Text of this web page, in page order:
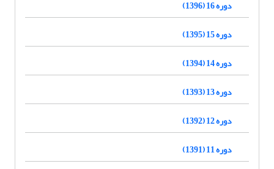
دوره 16 (1396)
دوره 15 (1395)
دوره 14 (1394)
دوره 13 (1393)
دوره 12 (1392)
دوره 11 (1391)